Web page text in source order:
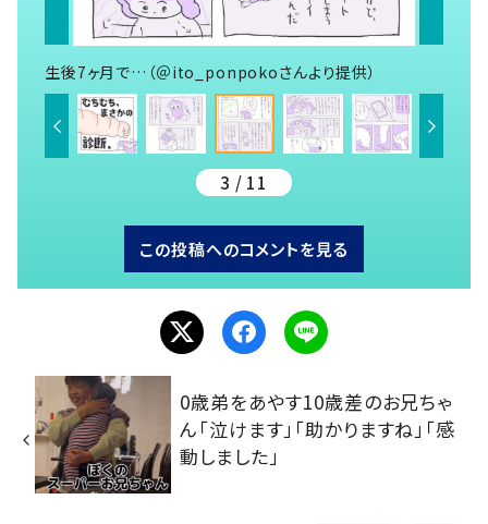
生後7ヶ月で…（＠ito_ponpokoさんより提供）
3 / 11
この投稿へのコメントを見る
0歳弟をあやす10歳差のお兄ちゃ
ん「泣けます」「助かりますね」「感
動しました」